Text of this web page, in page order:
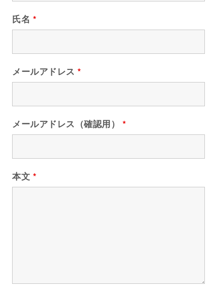
氏名 *
メールアドレス *
メールアドレス（確認用） *
本文 *